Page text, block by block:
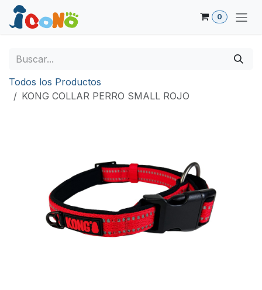
Ir al contenido
0
Todos los Productos
KONG COLLAR PERRO SMALL ROJO